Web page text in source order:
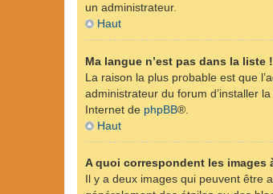
un administrateur.
Haut
Ma langue n’est pas dans la liste !
La raison la plus probable est que
administrateur du forum d’installer
Internet de phpBB®.
Haut
A quoi correspondent les images
Il y a deux images qui peuvent être